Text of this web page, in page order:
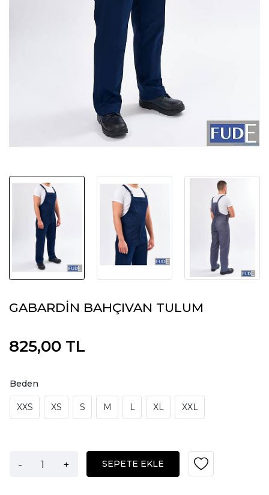
GABARDİN BAHÇIVAN TULUM
825,00 TL
Beden
XXS XS S M L XL XXL
- + SEPETE EKLE